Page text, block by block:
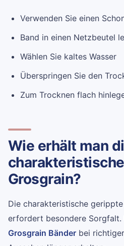
Verwenden Sie einen
Band in einen Netzbeutel
Wählen Sie kaltes Wasser
Überspringen Sie den
Zum Trocknen flach
Wie erhält man
Grosgrain?
Die charakteristische
erfordert besondere Sorgfalt.
Grosgrain Bänder bei